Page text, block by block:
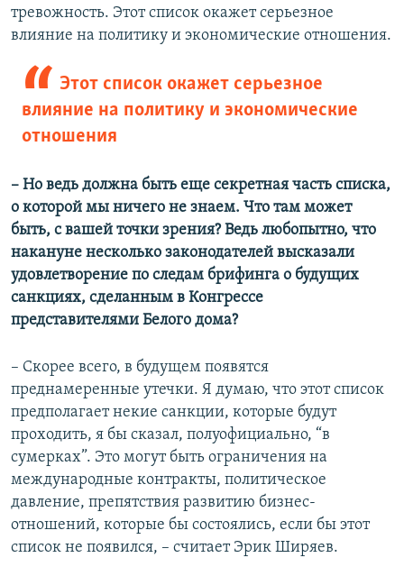
тревожность. Этот список окажет серьезное
влияние на политику и экономические отношения.
Этот список окажет серьезное
влияние на политику и экономические
отношения
– Но ведь должна быть еще секретная часть списка,
о которой мы ничего не знаем. Что там может
быть, с вашей точки зрения? Ведь любопытно, что
накануне несколько законодателей высказали
удовлетворение по следам брифинга о будущих
санкциях, сделанным в Конгрессе
представителями Белого дома?
– Скорее всего, в будущем появятся
преднамеренные утечки. Я думаю, что этот список
предполагает некие санкции, которые будут
проходить, я бы сказал, полуофициально, “в
сумерках”. Это могут быть ограничения на
международные контракты, политическое
давление, препятствия развитию бизнес-
отношений, которые бы состоялись, если бы этот
список не появился, – считает Эрик Ширяев.